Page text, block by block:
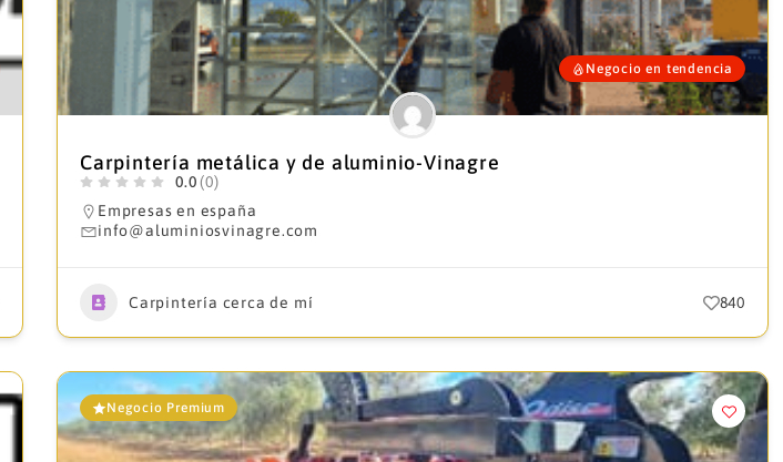
Negocio en tendencia
Carpintería metálica y de aluminio-Vinagre
0.0 (0)
Empresas en españa
info@aluminiosvinagre.com
Carpintería cerca de mí 840
Negocio Premium